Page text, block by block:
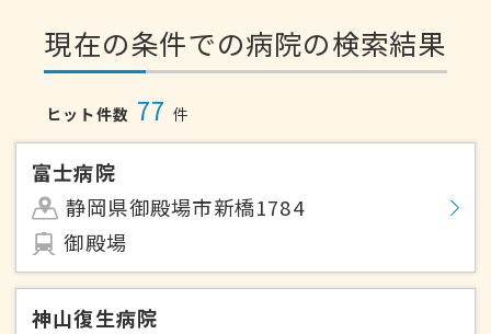
現在の条件での病院の検索結果
ヒット件数 77 件
富士病院
静岡県御殿場市新橋1784
御殿場
神山復生病院